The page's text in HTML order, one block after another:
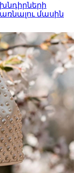
մասին